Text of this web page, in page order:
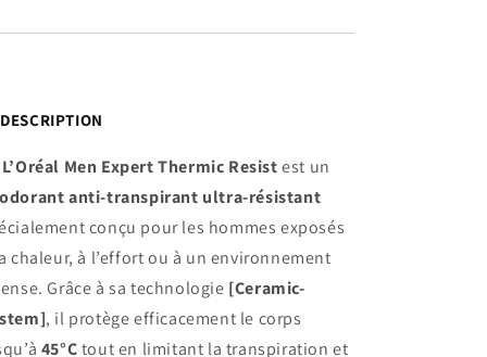
DESCRIPTION
L’Oréal Men Expert Thermic Resistest un
anti-transpirant ultra-résistant
conçu pour les hommes exposés
chaleur, à l’effort ou à un environnement
Grâce à sa technologie [Ceramic-
, il protège efficacement le corps
45°Ctout en limitant la transpiration et